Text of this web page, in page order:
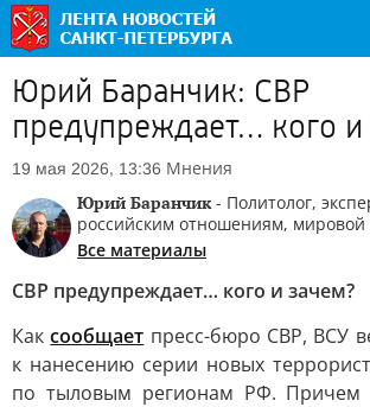
Юрий Баранчик: СВР
предупреждает… кого и
19 мая 2026, 13:36 Мнения
Юрий Баранчик- Политолог,
российским отношениям, мировой
Все материалы
СВР предупреждает… кого и зачем?
Каксообщает пресс-бюро СВР, ВСУ
к нанесению серии новых
по тыловым регионам РФ. Причем